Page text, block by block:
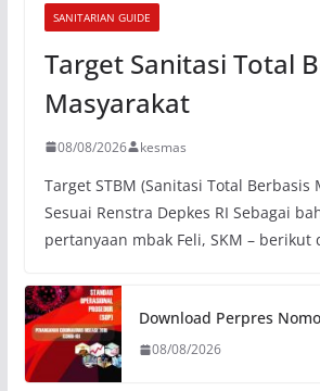
SANITARIAN GUIDE
Target Sanitasi Total
Masyarakat
08/08/2026 kesmas
Target STBM (Sanitasi Total Berbasis
Sesuai Renstra Depkes RI Sebagai
pertanyaan mbak Feli, SKM – berikut
Download Perpres
08/08/2026